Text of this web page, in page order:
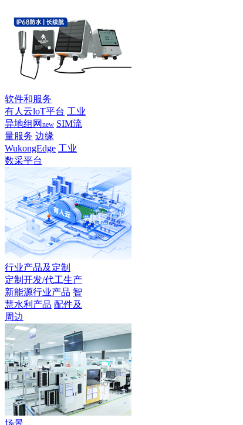
软件和服务
有人云loT平台 工业
异地组网 new SIM流
量服务 边缘
WukongEdge 工业
数采平台
行业产品及定制
定制开发/代工生产
新能源行业产品 智
慧水利产品 配件及
周边